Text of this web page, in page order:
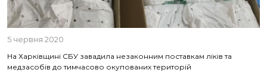
5 червня 2020
На Харківщині СБУ завадила незаконним поставкам ліків та
медзасобів до тимчасово окупованих територій